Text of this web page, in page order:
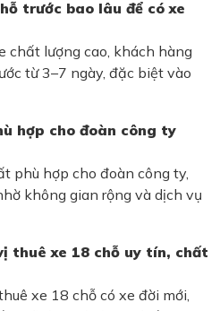
trước bao lâu để có xe
chất lượng cao, khách hàng
từ 3–7 ngày, đặc biệt vào
hợp cho đoàn công ty
phù hợp cho đoàn công ty,
không gian rộng và dịch vụ
thuê xe 18 chỗ uy tín, chất
xe 18 chỗ có xe đời mới,